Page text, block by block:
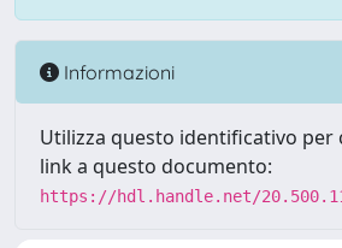
Informazioni
Utilizza questo identificativo per
link a questo documento:
https://hdl.handle.net/